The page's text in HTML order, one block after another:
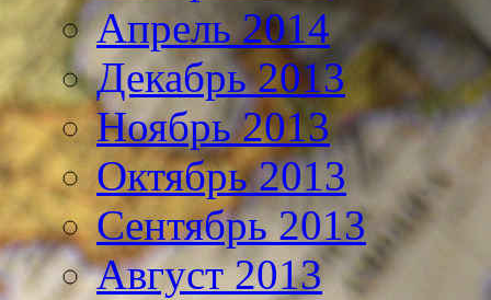
Апрель 2014
Декабрь 2013
Ноябрь 2013
Октябрь 2013
Сентябрь 2013
Август 2013